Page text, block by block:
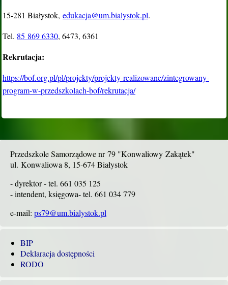
15-281 Białystok, edukacja@um.bialystok.pl.
Tel. 85 869 6330, 6473, 6361
Rekrutacja:
https://bof.org.pl/pl/projekty/projekty-realizowane/zintegrowany-
program-w-przedszkolach-bof/rekrutacja/
Przedszkole Samorządowe nr 79 "Konwaliowy Zakątek"
ul. Konwaliowa 8, 15-674 Białystok
- dyrektor - tel. 661 035 125
- intendent, księgowa- tel. 661 034 779
e-mail: ps79@um.bialystok.pl
BIP
Deklaracja dostępności
RODO